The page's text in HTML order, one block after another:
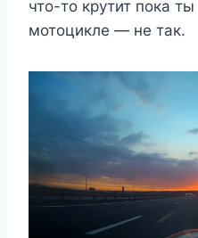
что-то крутит пока
мотоцикле — не так.